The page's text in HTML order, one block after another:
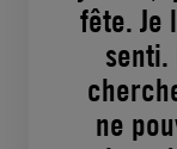
fête. Je
senti.
ne